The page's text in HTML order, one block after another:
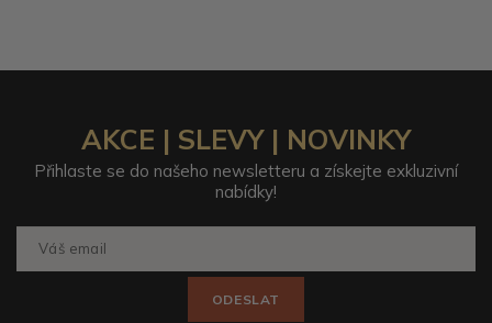
AKCE | SLEVY | NOVINKY
Přihlaste se do našeho newsletteru a získejte exkluzivní
nabídky!
ODESLAT